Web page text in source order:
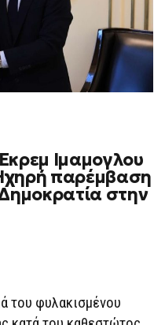
Ιμαμογλου
παρέμβαση
στην
του φυλακισμένου